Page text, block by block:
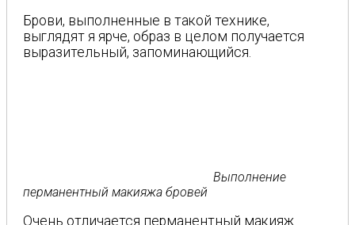
Брови, выполненные в такой технике,
выглядят я ярче, образ в целом получается
выразительный, запоминающийся.
Выполнение
перманентный макияжа бровей
Очень отличается перманентный макияж